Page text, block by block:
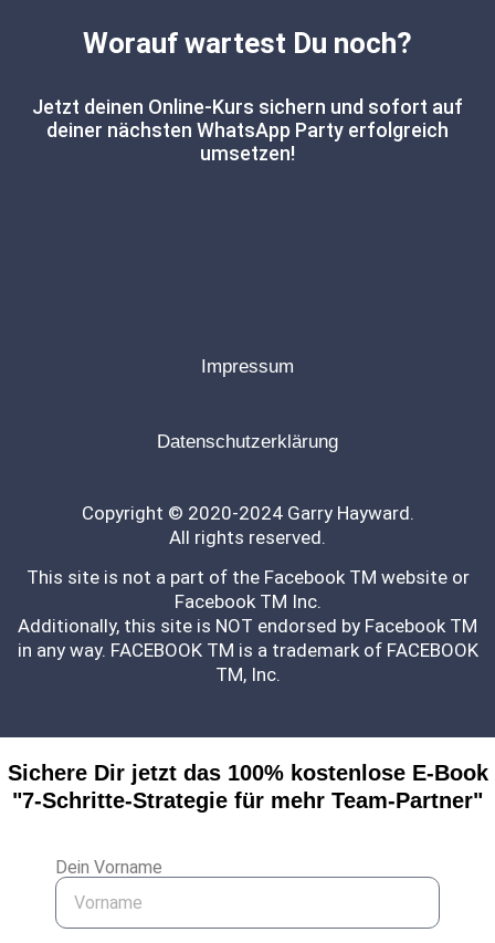
Worauf wartest Du noch?
Jetzt deinen Online-Kurs sichern und sofort auf
deiner nächsten WhatsApp Party erfolgreich
umsetzen!
Impressum
Datenschutzerklärung
Copyright © 2020-2024 Garry Hayward.
All rights reserved.
This site is not a part of the Facebook TM website or
Facebook TM Inc.
Additionally, this site is NOT endorsed by Facebook TM
in any way. FACEBOOK TM is a trademark of FACEBOOK
TM, Inc.
Sichere Dir jetzt das 100% kostenlose E-Book
"7-Schritte-Strategie für mehr Team-Partner"
Dein Vorname